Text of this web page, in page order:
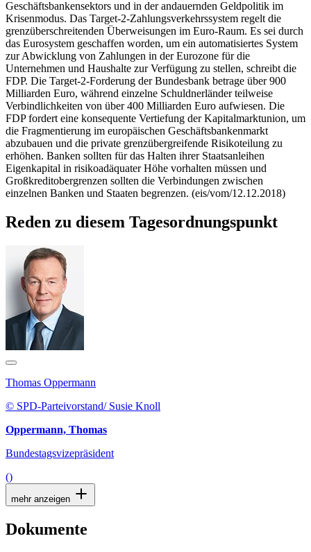
Geschäftsbankensektors und in der andauernden Geldpolitik im
Krisenmodus. Das Target-2-Zahlungsverkehrssystem regelt die
grenzüberschreitenden Überweisungen im Euro-Raum. Es sei durch
das Eurosystem geschaffen worden, um ein automatisiertes System
zur Abwicklung von Zahlungen in der Eurozone für die
Unternehmen und Haushalte zur Verfügung zu stellen, schreibt die
FDP. Die Target-2-Forderung der Bundesbank betrage über 900
Milliarden Euro, während einzelne Schuldnerländer teilweise
Verbindlichkeiten von über 400 Milliarden Euro aufwiesen. Die
FDP fordert eine konsequente Vertiefung der Kapitalmarktunion, um
die Fragmentierung im europäischen Geschäftsbankenmarkt
abzubauen und die private grenzübergreifende Risikoteilung zu
erhöhen. Banken sollten für das Halten ihrer Staatsanleihen
Eigenkapital in risikoadäquater Höhe vorhalten müssen und
Großkreditobergrenzen sollten die Verbindungen zwischen
einzelnen Banken und Staaten begrenzen. (eis/vom/12.12.2018)
Reden zu diesem Tagesordnungspunkt
Thomas Oppermann
© SPD-Parteivorstand/ Susie Knoll
Oppermann, Thomas
Bundestagsvizepräsident
()
mehr anzeigen
Dokumente